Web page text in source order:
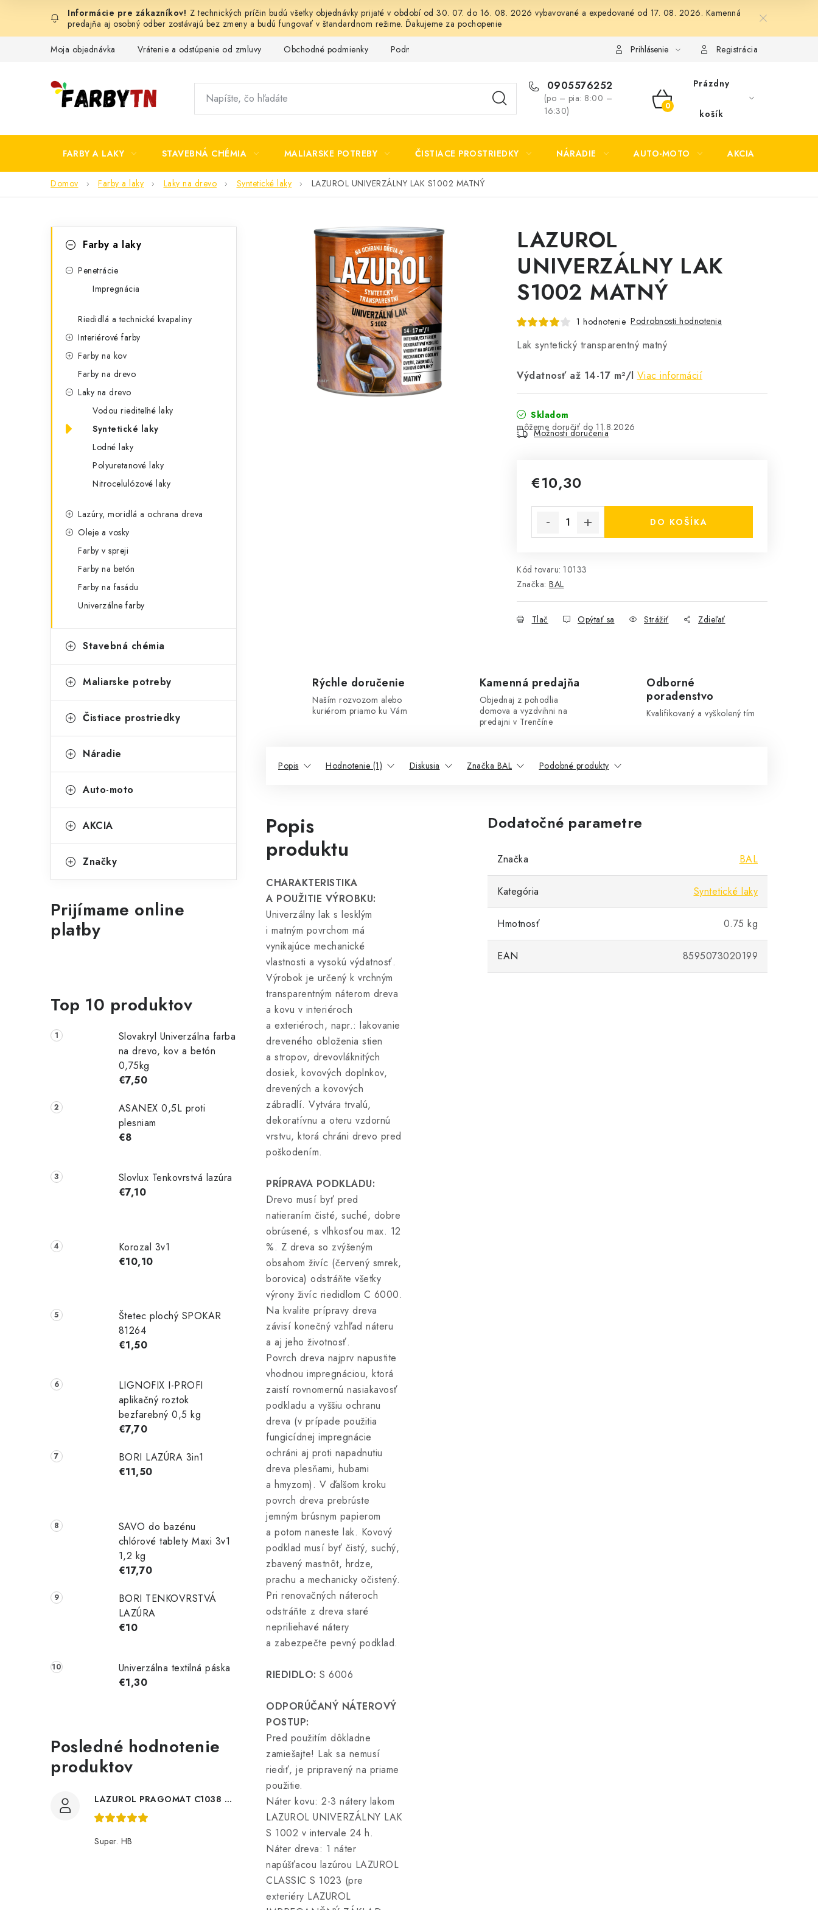
obsah
Z technických príčin budú všetky objednávky prijaté v období od 30. 07. do 16. 08. 2026 vybavované a expedované od 17. 08. 2026. Kamenná
predajňa aj osobný odber zostávajú bez zmeny a budú fungovať v štandardnom režime. Ďakujeme za pochopenie
Moja objednávka Vrátenie a odstúpenie od zmluvy Obchodné podmienky Podmienky ochrany osobných údajov Formulár na odstúpenie od zmluvy Formulár na reklamáciu
Prihlásenie Registrácia
0905576252
(po – pia: 8:00 –
16:30)
NÁKUPNÝ
Prázdny
košík
FARBY A LAKY STAVEBNÁ CHÉMIA MALIARSKE POTREBY ČISTIACE PROSTRIEDKY NÁRADIE AUTO-MOTO AKCIA
Domov Farby a laky Laky na drevo Syntetické laky LAZUROL UNIVERZÁLNY LAK S1002 MATNÝ
kategórieFarby a laky
Penetrácie
Impregnácia
Riedidlá a technické kvapaliny
Interiérové farby
Farby na kov
Farby na drevo
Laky na drevo
Vodou riediteľné laky
Syntetické laky
Lodné laky
Polyuretanové laky
Nitrocelulózové laky
Lazúry, moridlá a ochrana dreva
Oleje a vosky
Farby v spreji
Farby na betón
Farby na fasádu
Univerzálne farby
Stavebná chémia
Maliarske potreby
Čistiace prostriedky
Náradie
Auto-moto
AKCIA
Značky
Prijímame online
platby
Top 10 produktov
Slovakryl Univerzálna farba
na drevo, kov a betón
0,75kg
€7,50
ASANEX 0,5L proti
plesniam
€8
Slovlux Tenkovrstvá lazúra
€7,10
Korozal 3v1
€10,10
Štetec plochý SPOKAR
81264
€1,50
LIGNOFIX I-PROFI
aplikačný roztok
bezfarebný 0,5 kg
€7,70
BORI LAZÚRA 3in1
€11,50
SAVO do bazénu
chlórové tablety Maxi 3v1
1,2 kg
€17,70
BORI TENKOVRSTVÁ
LAZÚRA
€10
Univerzálna textilná páska
€1,30
Posledné hodnotenie
produktov
LAZUROL PRAGOMAT C1038 0,75l
Super. HB
LAZUROL
UNIVERZÁLNY LAK
S1002 MATNÝ
1 hodnotenie Podrobnosti hodnotenia
Lak syntetický transparentný matný
Výdatnosť až 14-17 m²/l Viac informácií
Skladom
11.8.2026
Možnosti doručenia
€10,30
DO KOŠÍKA
Kód tovaru: 10133
Značka: BAL
Tlač Opýtať sa Strážiť Zdieľať
Rýchle doručenie
Naším rozvozom alebo
kuriérom priamo ku Vám
Kamenná predajňa
Objednaj z pohodlia
domova a vyzdvihni na
predajni v Trenčíne
Odborné
poradenstvo
Kvalifikovaný a vyškolený tím
Popis Hodnotenie (1) Diskusia Značka BAL Podobné produkty
Popis
produktu
CHARAKTERISTIKA
A POUŽITIE VÝROBKU:
Univerzálny lak s lesklým
i matným povrchom má
vynikajúce mechanické
vlastnosti a vysokú výdatnosť.
Výrobok je určený k vrchným
transparentným náterom dreva
a kovu v interiéroch
a exteriéroch, napr.: lakovanie
dreveného obloženia stien
a stropov, drevovláknitých
dosiek, kovových doplnkov,
drevených a kovových
zábradlí. Vytvára trvalú,
dekoratívnu a oteru vzdornú
vrstvu, ktorá chráni drevo pred
poškodením.
PRÍPRAVA PODKLADU:
Drevo musí byť pred
natieraním čisté, suché, dobre
obrúsené, s vlhkosťou max. 12
%. Z dreva so zvýšeným
obsahom živíc (červený smrek,
borovica) odstráňte všetky
výrony živíc riedidlom C 6000.
Na kvalite prípravy dreva
závisí konečný vzhľad náteru
a aj jeho životnosť.
Povrch dreva najprv napustite
vhodnou impregnáciou, ktorá
zaistí rovnomernú nasiakavosť
podkladu a vyššiu ochranu
dreva (v prípade použitia
fungicídnej impregnácie
ochráni aj proti napadnutiu
dreva plesňami, hubami
a hmyzom). V ďalšom kroku
povrch dreva prebrúste
jemným brúsnym papierom
a potom naneste lak. Kovový
podklad musí byť čistý, suchý,
zbavený mastnôt, hrdze,
prachu a mechanicky očistený.
Pri renovačných náteroch
odstráňte z dreva staré
nepriliehavé nátery
a zabezpečte pevný podklad.
RIEDIDLO: S 6006
ODPORÚČANÝ NÁTEROVÝ
POSTUP:
Pred použitím dôkladne
zamiešajte! Lak sa nemusí
riediť, je pripravený na priame
použitie.
Náter kovu: 2-3 nátery lakom
LAZUROL UNIVERZÁLNY LAK
S 1002 v intervale 24 h.
Náter dreva: 1 náter
napúšťacou lazúrou LAZUROL
CLASSIC S 1023 (pre
exteriéry LAZUROL
Dodatočné parametre
Značka BAL
Kategória Syntetické laky
Hmotnosť 0.75 kg
EAN 8595073020199